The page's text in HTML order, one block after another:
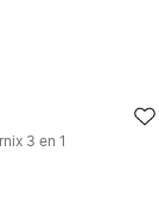
3 en 1